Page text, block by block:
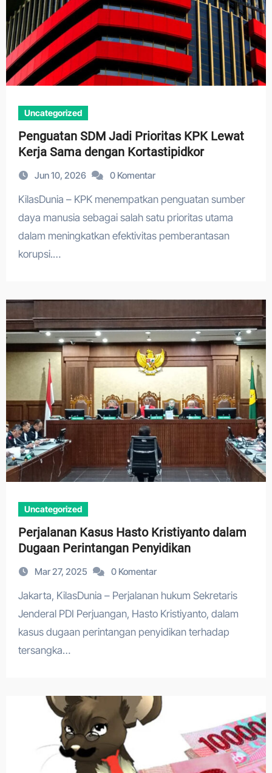
Uncategorized
Penguatan SDM Jadi Prioritas KPK Lewat
Kerja Sama dengan Kortastipidkor
Jun 10, 2026 0 Komentar
KilasDunia – KPK menempatkan penguatan sumber
daya manusia sebagai salah satu prioritas utama
dalam meningkatkan efektivitas pemberantasan
korupsi.…
Uncategorized
Perjalanan Kasus Hasto Kristiyanto dalam
Dugaan Perintangan Penyidikan
Mar 27, 2025 0 Komentar
Jakarta, KilasDunia – Perjalanan hukum Sekretaris
Jenderal PDI Perjuangan, Hasto Kristiyanto, dalam
kasus dugaan perintangan penyidikan terhadap
tersangka…